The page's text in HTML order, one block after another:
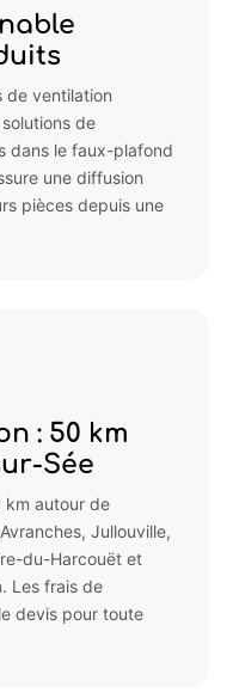
de ventilation
de
dans le faux-plafond
une diffusion
pièces depuis une
: 50 km
Sée
km autour de
Jullouville,
du-Harcouët et
Les frais de
devis pour toute